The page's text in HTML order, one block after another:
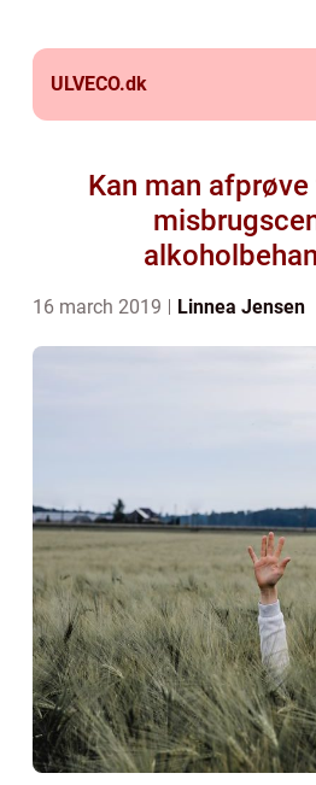
ULVECO.dk
Kan man
16 march 2019 Linnea Jensen